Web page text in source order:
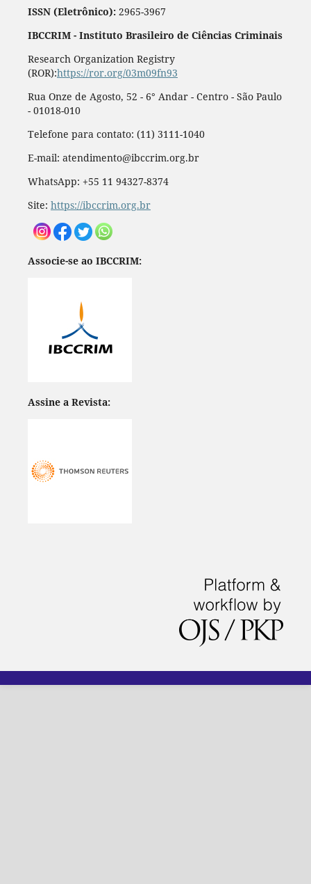
ISSN (Eletrônico): 2965-3967
IBCCRIM - Instituto Brasileiro de Ciências Criminais
Research Organization Registry
(ROR):https://ror.org/03m09fn93
Rua Onze de Agosto, 52 - 6° Andar - Centro - São Paulo
- 01018-010
Telefone para contato: (11) 3111-1040
E-mail: atendimento@ibccrim.org.br
WhatsApp: +55 11 94327-8374
Site: https://ibccrim.org.br
Associe-se ao IBCCRIM:
Assine a Revista: